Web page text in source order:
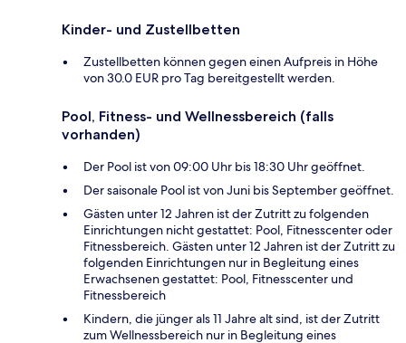
Kinder- und Zustellbetten
Zustellbetten können gegen einen Aufpreis in Höhe
von 30.0 EUR pro Tag bereitgestellt werden.
Pool, Fitness- und Wellnessbereich (falls
vorhanden)
Der Pool ist von 09:00 Uhr bis 18:30 Uhr geöffnet.
Der saisonale Pool ist von Juni bis September geöffnet.
Gästen unter 12 Jahren ist der Zutritt zu folgenden
Einrichtungen nicht gestattet: Pool, Fitnesscenter oder
Fitnessbereich. Gästen unter 12 Jahren ist der Zutritt zu
folgenden Einrichtungen nur in Begleitung eines
Erwachsenen gestattet: Pool, Fitnesscenter und
Fitnessbereich
Kindern, die jünger als 11 Jahre alt sind, ist der Zutritt
zum Wellnessbereich nur in Begleitung eines